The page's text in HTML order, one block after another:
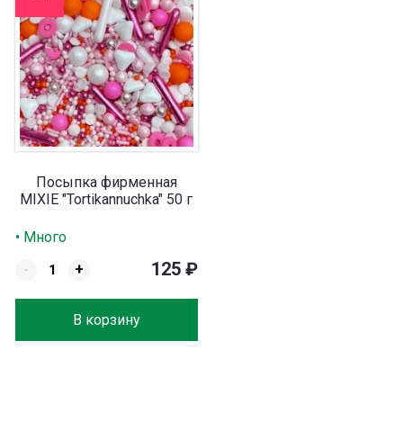
Посыпка фирменная
MIXIE "Tortikannuchka" 50 г
• Много
-
+
В корзину
125 ₽